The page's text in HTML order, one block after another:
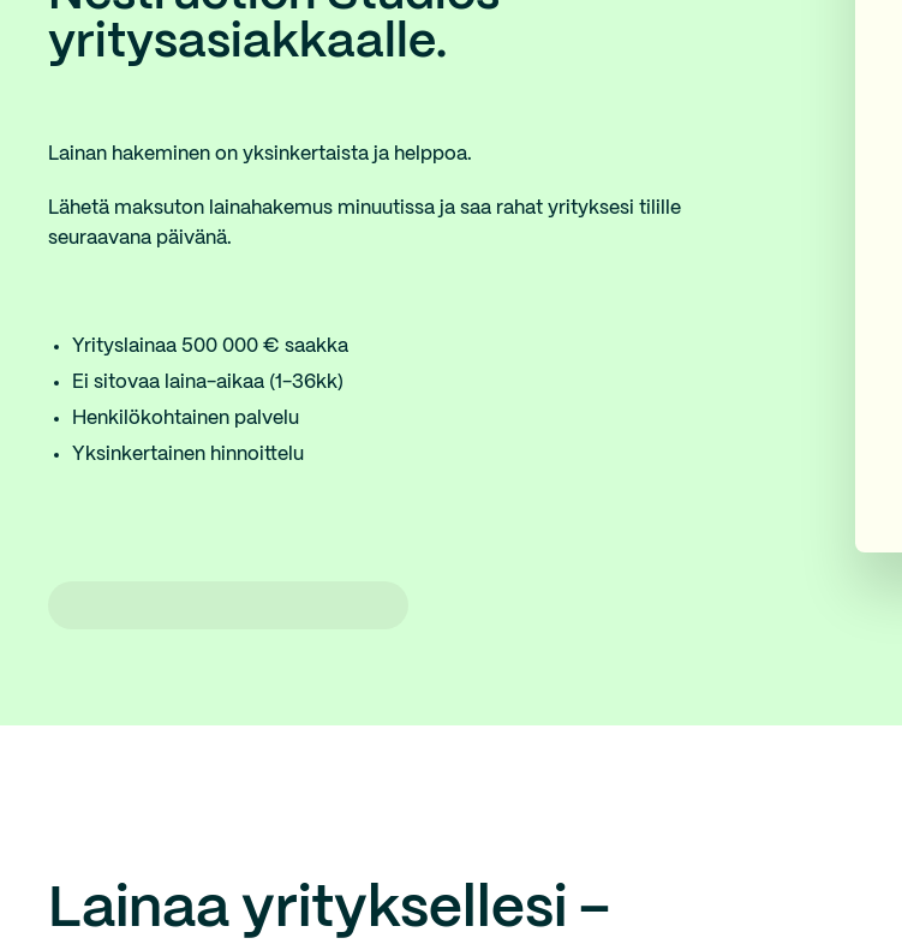
yritysasiakkaalle.
Lainan hakeminen on yksinkertaista ja helppoa.
Lähetä maksuton lainahakemus minuutissa ja saa rahat yrityksesi tilille
seuraavana päivänä.
Yrityslainaa 500 000 € saakka
Ei sitovaa laina-aikaa (1-36kk)
Henkilökohtainen palvelu
Yksinkertainen hinnoittelu
Lainaa yrityksellesi –